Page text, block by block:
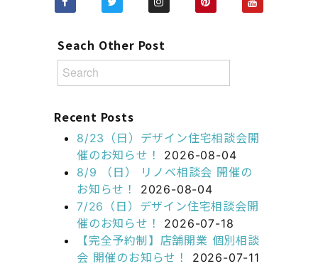
Seach Other Post
Recent Posts
8/23（日）デザイン住宅相談会開
催のお知らせ！
2026-08-04
8/9 （日） リノベ相談会 開催の
お知らせ！
2026-08-04
7/26（日）デザイン住宅相談会開
催のお知らせ！
2026-07-18
【完全予約制】店舗開業 個別相談
会 開催のお知らせ！
2026-07-11